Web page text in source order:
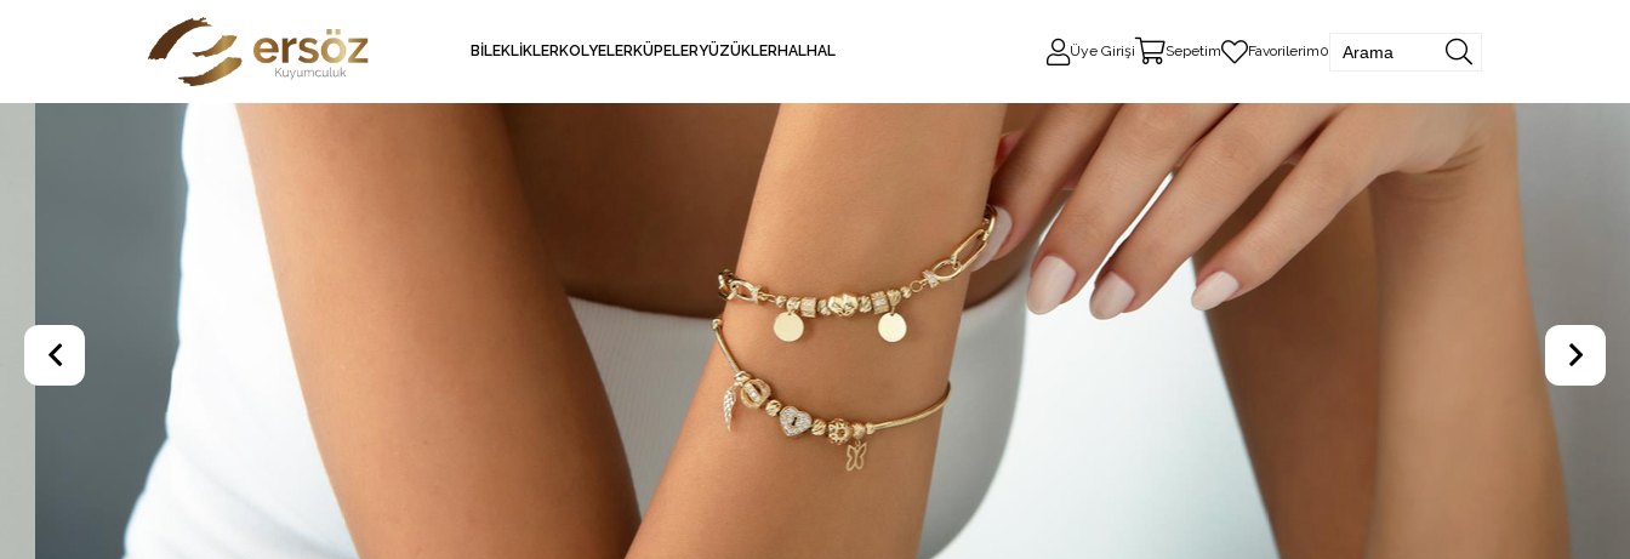
BİLEKLİKLERKOLYELERKÜPELERYÜZÜKLERHALHAL Üye Girişi Sepetim Favorilerim0